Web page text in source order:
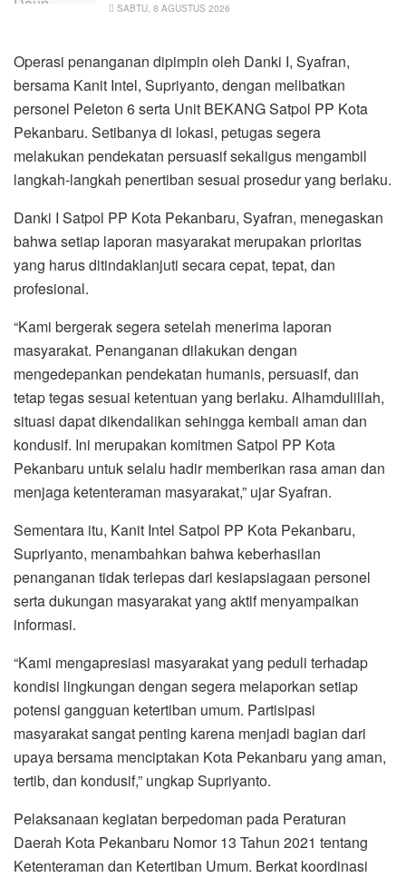
SABTU, 8 AGUSTUS 2026
Operasi penanganan dipimpin oleh Danki I, Syafran,
bersama Kanit Intel, Supriyanto, dengan melibatkan
personel Peleton 6 serta Unit BEKANG Satpol PP Kota
Pekanbaru. Setibanya di lokasi, petugas segera
melakukan pendekatan persuasif sekaligus mengambil
langkah-langkah penertiban sesuai prosedur yang berlaku.
Danki I Satpol PP Kota Pekanbaru, Syafran, menegaskan
bahwa setiap laporan masyarakat merupakan prioritas
yang harus ditindaklanjuti secara cepat, tepat, dan
profesional.
“Kami bergerak segera setelah menerima laporan
masyarakat. Penanganan dilakukan dengan
mengedepankan pendekatan humanis, persuasif, dan
tetap tegas sesuai ketentuan yang berlaku. Alhamdulillah,
situasi dapat dikendalikan sehingga kembali aman dan
kondusif. Ini merupakan komitmen Satpol PP Kota
Pekanbaru untuk selalu hadir memberikan rasa aman dan
menjaga ketenteraman masyarakat,” ujar Syafran.
Sementara itu, Kanit Intel Satpol PP Kota Pekanbaru,
Supriyanto, menambahkan bahwa keberhasilan
penanganan tidak terlepas dari kesiapsiagaan personel
serta dukungan masyarakat yang aktif menyampaikan
informasi.
“Kami mengapresiasi masyarakat yang peduli terhadap
kondisi lingkungan dengan segera melaporkan setiap
potensi gangguan ketertiban umum. Partisipasi
masyarakat sangat penting karena menjadi bagian dari
upaya bersama menciptakan Kota Pekanbaru yang aman,
tertib, dan kondusif,” ungkap Supriyanto.
Pelaksanaan kegiatan berpedoman pada Peraturan
Daerah Kota Pekanbaru Nomor 13 Tahun 2021 tentang
Ketenteraman dan Ketertiban Umum. Berkat koordinasi